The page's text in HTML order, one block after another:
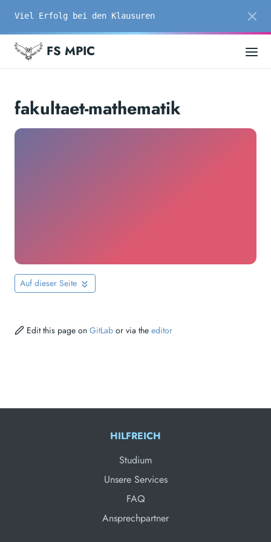
Viel Erfolg bei den Klausuren
FS MPIC
fakultaet-mathematik
Auf dieser Seite
Edit this page on GitLab or via the editor
HILFREICH
Studium
Unsere Services
FAQ
Ansprechpartner